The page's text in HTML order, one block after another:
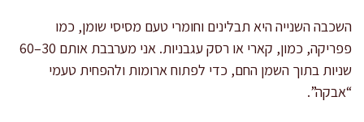
השכבה השנייה היא תבלינים וחומרי טעם מסיסי שומן, כמו
פפריקה, כמון, קארי או רסק עגבניות. אני מערבבת אותם 30–60
שניות בתוך השמן החם, כדי לפתוח ארומות ולהפחית טעמי
“אבקה”.